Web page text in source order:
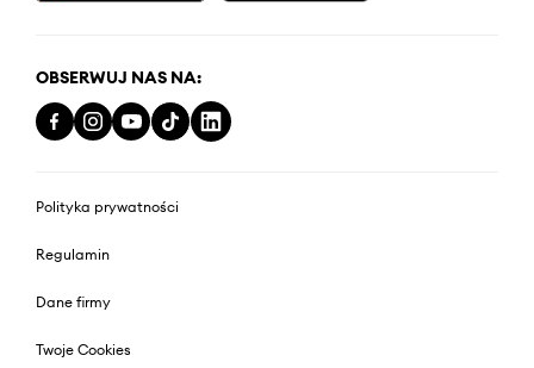
OBSERWUJ NAS NA:
Polityka prywatności
Regulamin
Dane firmy
Twoje Cookies